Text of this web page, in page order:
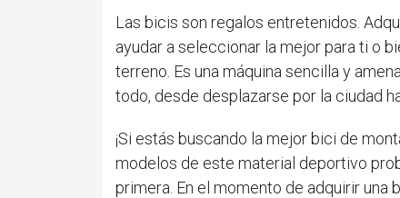
Las bicis son regalos entretenidos.
ayudar a seleccionar la mejor para ti o
terreno. Es una máquina sencilla y
todo, desde desplazarse por la ciudad
¡Si estás buscando la mejor bici de
modelos de este material deportivo
primera. En el momento de adquirir una